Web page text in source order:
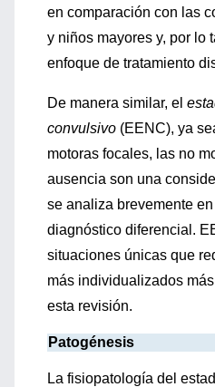
en comparación con las
y niños mayores y, por lo
enfoque de tratamiento
De manera similar, el
convulsivo (EENC), ya
motoras focales, las no
ausencia son una
se analiza brevemente
diagnóstico diferencial.
situaciones únicas que
más individualizados
esta revisión.
Patogénesis
La fisiopatología del